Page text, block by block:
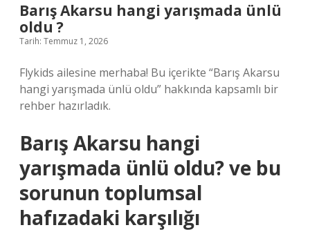
Barış Akarsu hangi yarışmada ünlü
oldu ?
Tarih: Temmuz 1, 2026
Flykids ailesine merhaba! Bu içerikte “Barış Akarsu
hangi yarışmada ünlü oldu” hakkında kapsamlı bir
rehber hazırladık.
Barış Akarsu hangi
yarışmada ünlü oldu? ve bu
sorunun toplumsal
hafızadaki karşılığı